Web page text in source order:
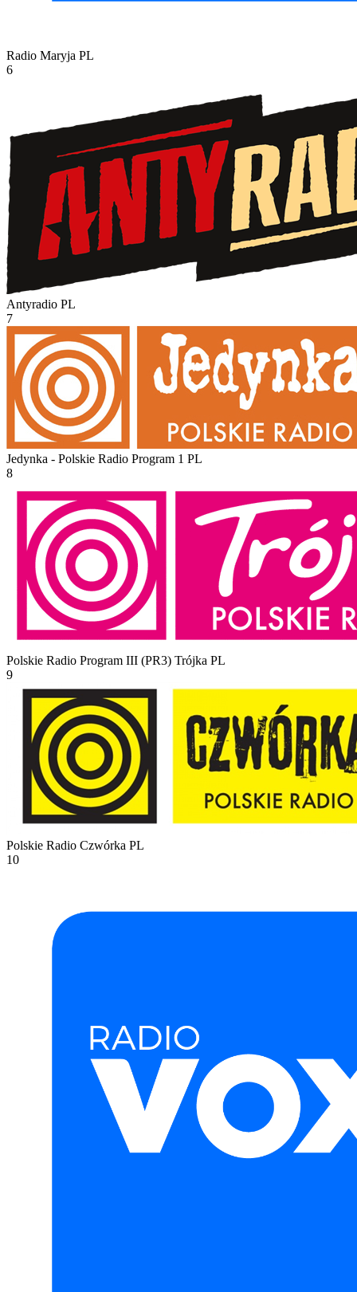
Radio Maryja PL
6
Antyradio PL
7
Jedynka - Polskie Radio Program 1 PL
8
Polskie Radio Program III (PR3) Trójka PL
9
Polskie Radio Czwórka PL
10